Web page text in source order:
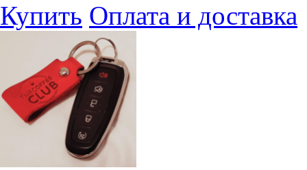
Купить Оплата и доставка